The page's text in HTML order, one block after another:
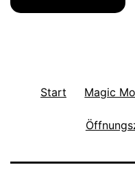
Start Magic